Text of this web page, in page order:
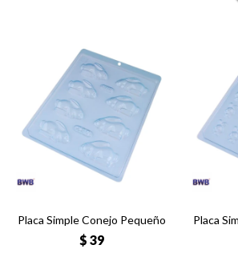
Placa Simple Conejo Pequeño
$ 39
Placa